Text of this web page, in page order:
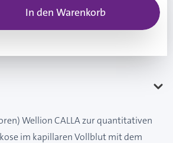
In den Warenkorb
Wellion CALLA zur quantitativen
im kapillaren Vollblut mit dem